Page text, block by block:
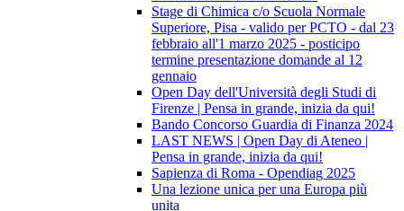
Stage di Chimica c/o Scuola Normale
Superiore, Pisa - valido per PCTO - dal 23
febbraio all'1 marzo 2025 - posticipo
termine presentazione domande al 12
gennaio
Open Day dell'Università degli Studi di
Firenze | Pensa in grande, inizia da qui!
Bando Concorso Guardia di Finanza 2024
LAST NEWS | Open Day di Ateneo |
Pensa in grande, inizia da qui!
Sapienza di Roma - Opendiag 2025
Una lezione unica per una Europa più
unita